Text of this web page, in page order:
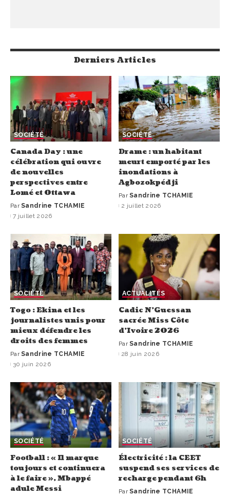
Derniers Articles
SOCIÉTÉ
Canada Day : une
célébration qui ouvre
de nouvelles
perspectives entre
Lomé et Ottawa
Par Sandrine TCHAMIE
7 juillet 2026
SOCIÉTÉ
Drame : un habitant
meurt emporté par les
inondations à
Agbozokpédji
Par Sandrine TCHAMIE
2 juillet 2026
SOCIÉTÉ
Togo : Ekina et les
journalistes unis pour
mieux défendre les
droits des femmes
Par Sandrine TCHAMIE
30 juin 2026
ACTUALITÉS
Cadic N’Guessan
sacrée Miss Côte
d’Ivoire 2026
Par Sandrine TCHAMIE
28 juin 2026
SOCIÉTÉ
Football : « Il marque
toujours et continuera
à le faire », Mbappé
adule Messi
SOCIÉTÉ
Électricité : la CEET
suspend ses services de
recharge pendant 6h
Par Sandrine TCHAMIE